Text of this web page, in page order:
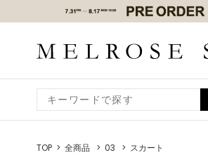
TOP 全商品 03 スカート